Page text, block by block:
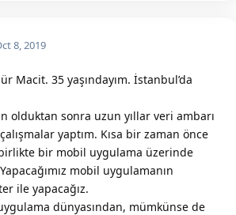
8, 2019
Macit. 35 yaşındayım. İstanbul’da
olduktan sonra uzun yıllar veri ambarı
yaptım. Kısa bir zaman önce
bir mobil uygulama üzerinde
mobil uygulamanın
ile yapacağız.
dünyasından, mümkünse de